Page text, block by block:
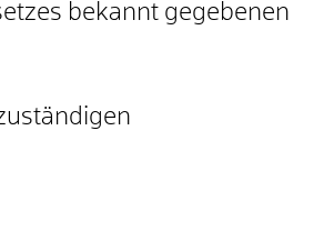
bekannt gegebenen